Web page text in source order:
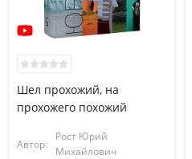
Шел прохожий, на
прохожего похожий
Автор:
Рост Юрий
Михайлович